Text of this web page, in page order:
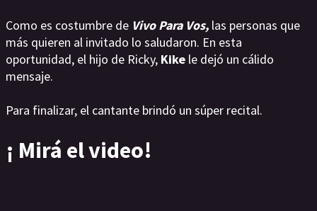
Como es costumbre de Vivo Para Vos, las personas que
más quieren al invitado lo saludaron. En esta
oportunidad, el hijo de Ricky, Kike le dejó un cálido
mensaje.
Para finalizar, el cantante brindó un súper recital.
¡ Mirá el video!